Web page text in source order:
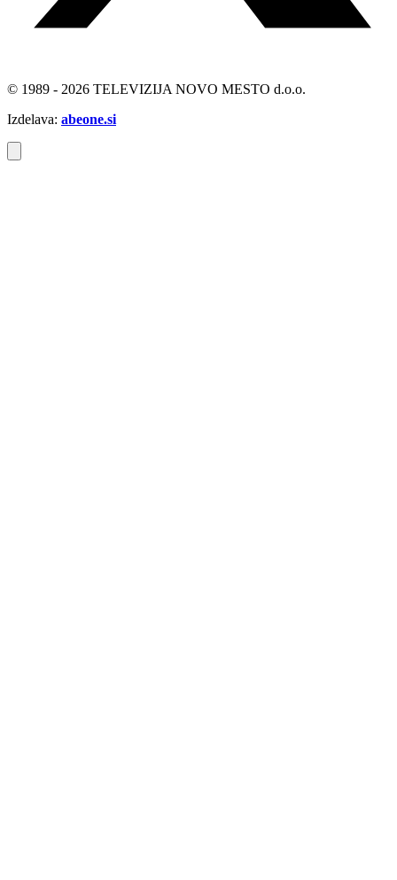
© 1989 - 2026 TELEVIZIJA NOVO MESTO d.o.o.
Izdelava: abeone.si